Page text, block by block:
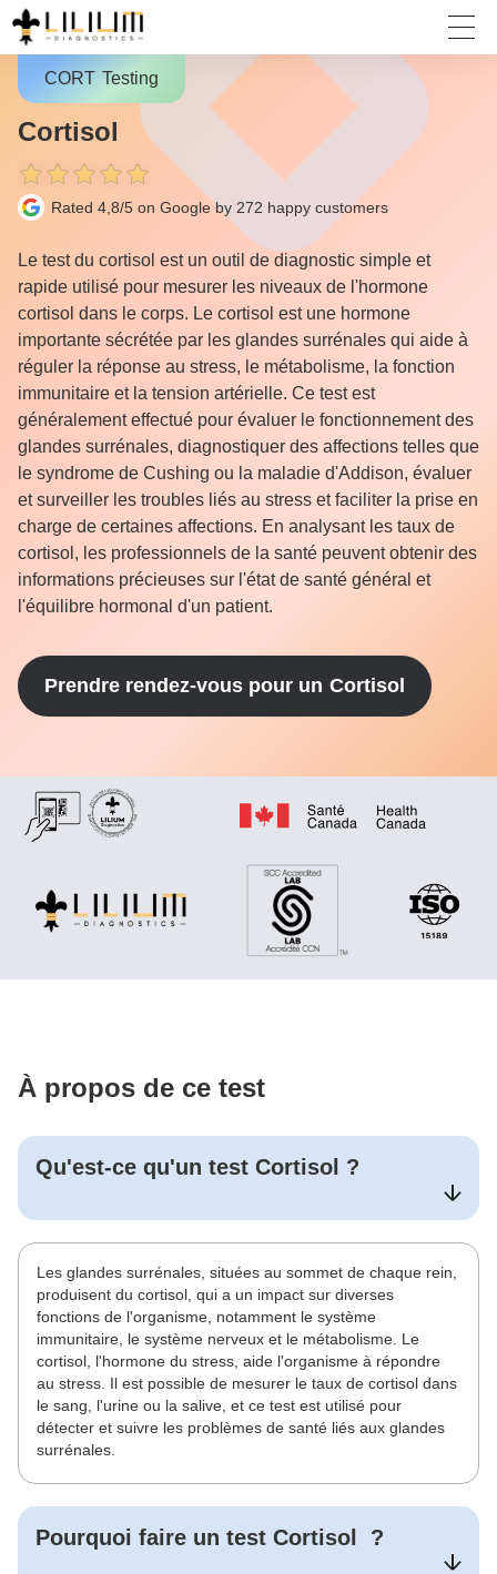
CORT Testing
Cortisol
Rated 4,8/5 on Google by 272 happy customers
Le test du cortisol est un outil de diagnostic simple et
rapide utilisé pour mesurer les niveaux de l'hormone
cortisol dans le corps. Le cortisol est une hormone
importante sécrétée par les glandes surrénales qui aide à
réguler la réponse au stress, le métabolisme, la fonction
immunitaire et la tension artérielle. Ce test est
généralement effectué pour évaluer le fonctionnement des
glandes surrénales, diagnostiquer des affections telles que
le syndrome de Cushing ou la maladie d'Addison, évaluer
et surveiller les troubles liés au stress et faciliter la prise en
charge de certaines affections. En analysant les taux de
cortisol, les professionnels de la santé peuvent obtenir des
informations précieuses sur l'état de santé général et
l'équilibre hormonal d'un patient.
Prendre rendez-vous pour un Cortisol
À propos de ce test
Qu'est-ce qu'un test Cortisol ?
Les glandes surrénales, situées au sommet de chaque rein,
produisent du cortisol, qui a un impact sur diverses
fonctions de l'organisme, notamment le système
immunitaire, le système nerveux et le métabolisme. Le
cortisol, l'hormone du stress, aide l'organisme à répondre
au stress. Il est possible de mesurer le taux de cortisol dans
le sang, l'urine ou la salive, et ce test est utilisé pour
détecter et suivre les problèmes de santé liés aux glandes
surrénales.
Pourquoi faire un test Cortisol ?